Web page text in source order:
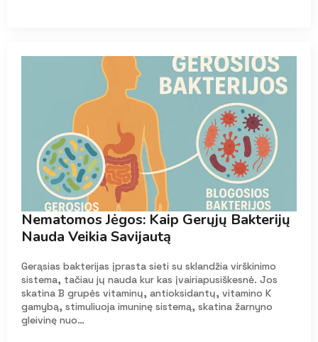
Nematomos Jėgos: Kaip Gerųjų Bakterijų
Nauda Veikia Savijautą
Gerąsias bakterijas įprasta sieti su sklandžia virškinimo
sistema, tačiau jų nauda kur kas įvairiapusiškesnė. Jos
skatina B grupės vitaminų, antioksidantų, vitamino K
gamybą, stimuliuoja imuninę sistemą, skatina žarnyno
gleivinę nuo…